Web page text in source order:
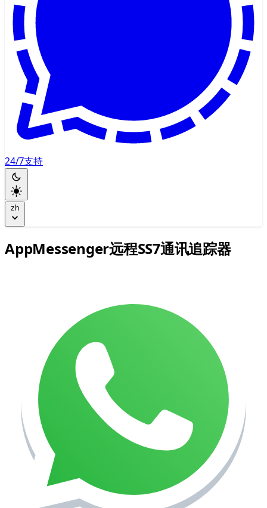
24/7支持
zh
AppMessenger远程SS7通讯追踪器